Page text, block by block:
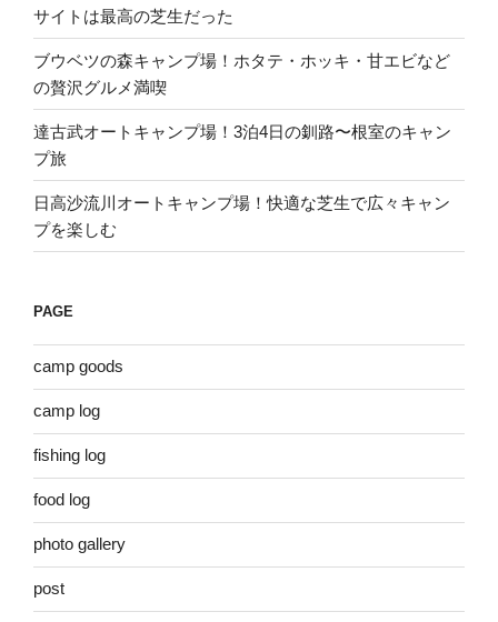
サイトは最高の芝生だった
ブウベツの森キャンプ場！ホタテ・ホッキ・甘エビなど
の贅沢グルメ満喫
達古武オートキャンプ場！3泊4日の釧路〜根室のキャン
プ旅
日高沙流川オートキャンプ場！快適な芝生で広々キャン
プを楽しむ
PAGE
camp goods
camp log
fishing log
food log
photo gallery
post